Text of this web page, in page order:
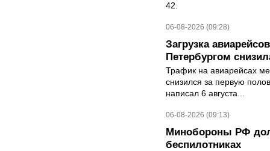
42.
06-08-2026 (09:28)
Загрузка
Петербургом
Трафик на авиарейсах
снизился за первую
написал 6 августа...
06-08-2026 (09:13)
Минобороны РФ
беспилотниках